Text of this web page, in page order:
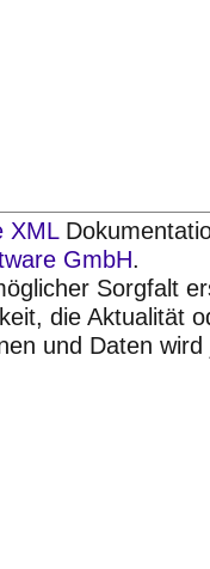
XML
GmbH.
Sorgfalt
die Aktualität
und Daten wird